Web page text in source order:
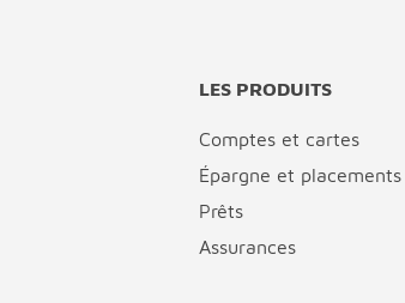
LES PRODUITS
Comptes et cartes
Épargne et placements
Prêts
Assurances